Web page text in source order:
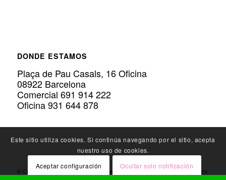
DONDE ESTAMOS
Plaça de Pau Casals, 16 Oficina
08922 Barcelona
Comercial 691 914 222
Oficina 931 644 878
© Copyright Policarbonato.PRO - Expertos en Instalación de Policarbonato
Este sitio utiliza cookies. Si continúa navegando por el sitio, acepta
nuestro uso de cookies.
Aceptar configuración
Ocultar solo notificación